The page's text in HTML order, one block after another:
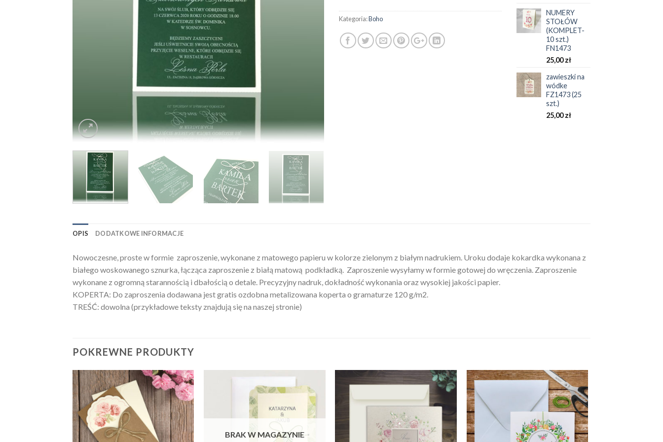
Kategoria:Boho
NUMERY
STOŁÓW
(KOMPLET-
10 szt.)
FN1473
25,00zł
zawieszki na
wódke
FZ1473 (25
szt.)
25,00zł
OPIS DODATKOWE INFORMACJE
Nowoczesne, proste w formie zaproszenie, wykonane z matowego papieru w kolorze zielonym z białym nadrukiem. Uroku dodaje kokardka wykonana z
białego woskowanego sznurka, łącząca zaproszenie z białą matową podkładką. Zaproszenie wysyłamy w formie gotowej do wręczenia. Zaproszenie
wykonane z ogromną starannością i dbałością o detale. Precyzyjny nadruk, dokładność wykonania oraz wysokiej jakości papier.
KOPERTA: Do zaproszenia dodawana jest gratis ozdobna metalizowana koperta o gramaturze 120 g/m2.
TREŚĆ: dowolna (przykładowe teksty znajdują się na naszej stronie)
POKREWNE PRODUKTY
BRAK W MAGAZYNIE